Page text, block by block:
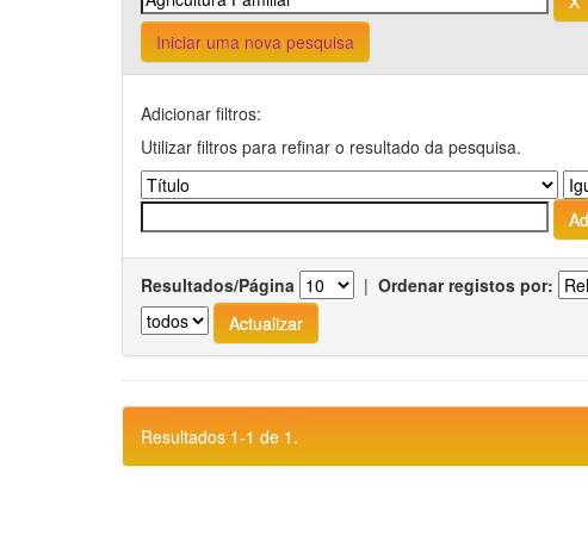
Iniciar uma nova pesquisa
Adicionar filtros:
Utilizar filtros para refinar o resultado da pesquisa.
Resultados/Página | Ordenar registos por:
Resultados 1-1 de 1.